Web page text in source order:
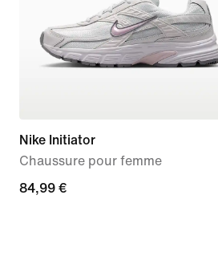
Nike Initiator
Chaussure pour femme
84,99 €
84,99 €